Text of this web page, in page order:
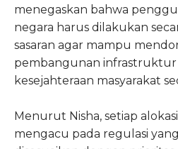
menegaskan bahwa
negara harus dilakukan
sasaran agar mampu
pembangunan
kesejahteraan masyarakat
Menurut Nisha, setiap
mengacu pada regulasi